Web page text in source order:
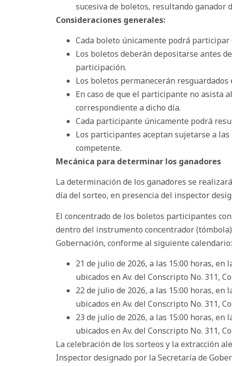
sucesiva de boletos, resultando
Consideraciones generales:
Cada boleto únicamente podrá
Los boletos deberán depositarse antes
participación.
Los boletos permanecerán
En caso de que el participante no asista
correspondiente a dicho día.
Cada participante únicamente podrá
Los participantes aceptan sujetarse a
competente.
Mecánica para determinar los ganadores
La determinación de los ganadores se
día del sorteo, en presencia del inspector
El concentrado de los boletos participantes
dentro del instrumento concentrador
Gobernación, conforme al siguiente calendario:
21 de julio de 2026, a las 15:00 horas, en
ubicados en Av. del Conscripto No. 311,
22 de julio de 2026, a las 15:00 horas, en
ubicados en Av. del Conscripto No. 311,
23 de julio de 2026, a las 15:00 horas, en
ubicados en Av. del Conscripto No. 311,
La celebración de los sorteos y la extracción
Inspector designado por la Secretaría de